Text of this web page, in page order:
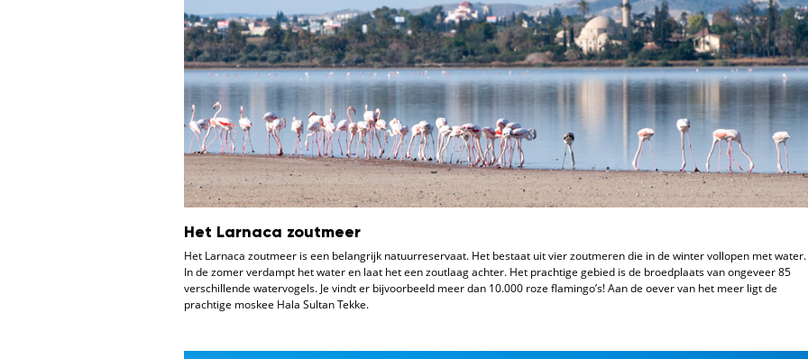
Het Larnaca zoutmeer
Het Larnaca zoutmeer is een belangrijk natuurreservaat. Het bestaat uit vier zoutmeren die in de winter vollopen met water.
In de zomer verdampt het water en laat het een zoutlaag achter. Het prachtige gebied is de broedplaats van ongeveer 85
verschillende watervogels. Je vindt er bijvoorbeeld meer dan 10.000 roze flamingo’s! Aan de oever van het meer ligt de
prachtige moskee Hala Sultan Tekke.